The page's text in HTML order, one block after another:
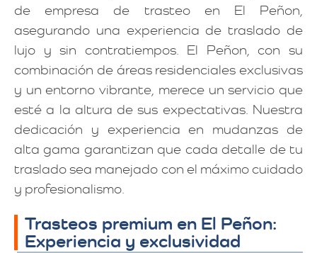
de empresa de trasteo en El Peñon,
asegurando una experiencia de traslado de
lujo y sin contratiempos. El Peñon, con su
combinación de áreas residenciales exclusivas
y un entorno vibrante, merece un servicio que
esté a la altura de sus expectativas. Nuestra
dedicación y experiencia en mudanzas de
alta gama garantizan que cada detalle de tu
traslado sea manejado con el máximo cuidado
y profesionalismo.
Trasteos premium en El Peñon:
Experiencia y exclusividad